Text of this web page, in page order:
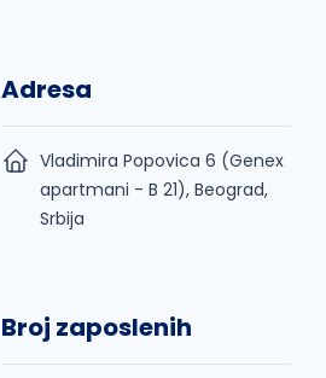
Adresa
Vladimira Popovica 6 (Genex
apartmani - B 21), Beograd,
Srbija
Broj zaposlenih